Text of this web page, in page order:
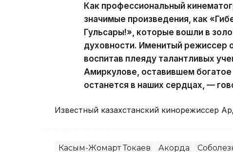
Как профессиональный
значимые произведения, как
Гульсары!», которые вошли в
духовности. Именитый режиссер
воспитав плеяду талантливых
Амиркулове, оставившем
останется в наших сердцах, —
Известный казахстанский кинорежиссер
Касым-Жомарт Токаев Акорда